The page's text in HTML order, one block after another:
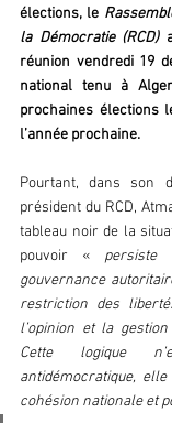
élections, le
la Démocratie (RCD) a
réunion vendredi 19
national tenu à
prochaines élections
l’année prochaine.
Pourtant, dans son
président du RCD,
tableau noir de la
pouvoir « persiste
gouvernance
restriction des
l’opinion et la
Cette logique
antidémocratique,
cohésion nationale et